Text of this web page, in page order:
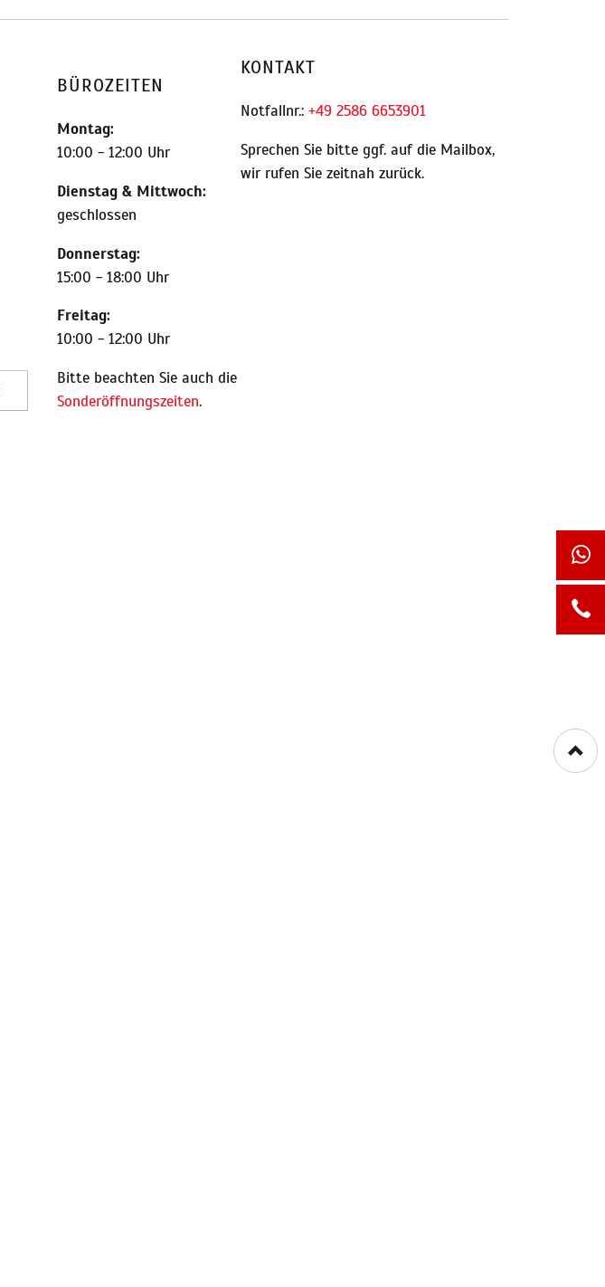
BÜROZEITEN
Montag:
10:00 - 12:00 Uhr
Dienstag & Mittwoch:
geschlossen
Donnerstag:
15:00 - 18:00 Uhr
Freitag:
10:00 - 12:00 Uhr
Bitte beachten Sie auch die
Sonderöffnungszeiten.
KONTAKT
Notfallnr.: +49 2586 6653901
Sprechen Sie bitte ggf. auf die Mailbox,
wir rufen Sie zeitnah zurück.